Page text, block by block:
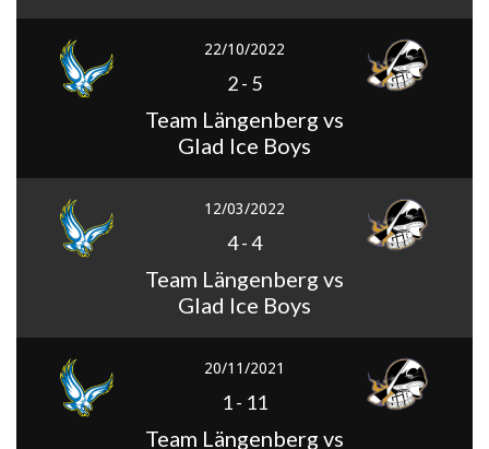
22/10/2022
2- 5
Team Längenberg vs
Glad Ice Boys
12/03/2022
4-4
Team Längenberg vs
Glad Ice Boys
20/11/2021
1- 11
Team Längenberg vs